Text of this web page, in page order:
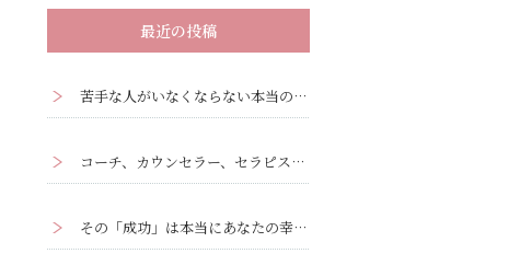
最近の投稿
苦手な人がいなくならない本当の理由｜心理学の『投影』と『転移』ー人間関係克服ワークあり
コーチ、カウンセラー、セラピストがクライアントに観るべき3つの視点
その「成功」は本当にあなたの幸せですか？ーあなたの「成功」を疑ってみる